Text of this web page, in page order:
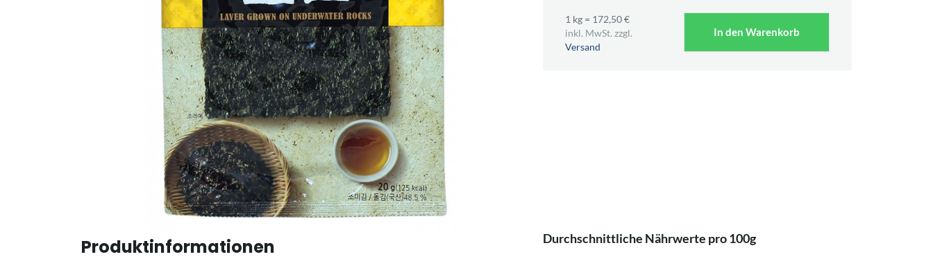
1 kg = 172,50 €
inkl. MwSt. zzgl.
Versand
In den Warenkorb
Produktinformationen Durchschnittliche Nährwerte pro 100g